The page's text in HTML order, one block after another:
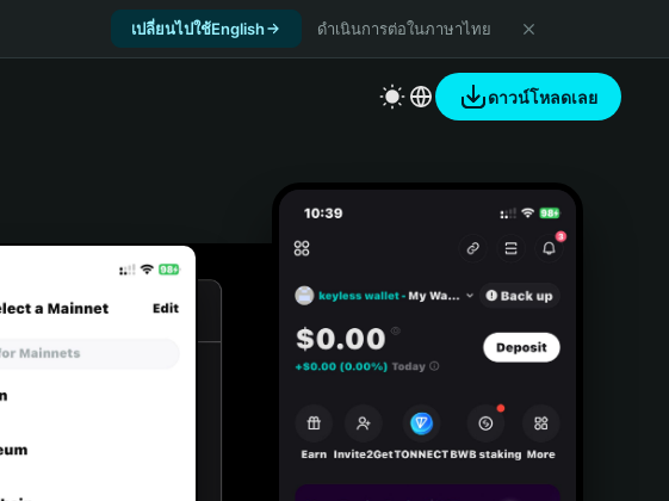
เปลี่ยนไปใช้English ดำเนินการต่อในภาษาไทย
ดาวน์โหลดเลย